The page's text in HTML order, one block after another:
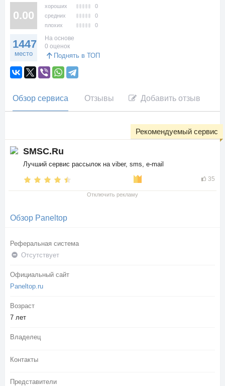
0.00
хороших
0
средних
0
плохих
0
1447
место
На основе
0 оценок
Поднять в ТОП
Обзор сервиса Отзывы Добавить отзыв
SMSC.Ru
Лучший сервис рассылок на viber, sms, e-mail
35
Рекомендуемый сервис
Отключить рекламу
Обзор Paneltop
Реферальная система
Отсутствует
Официальный сайт
Paneltop.ru
Возраст
7 лет
Владелец
Контакты
Представители